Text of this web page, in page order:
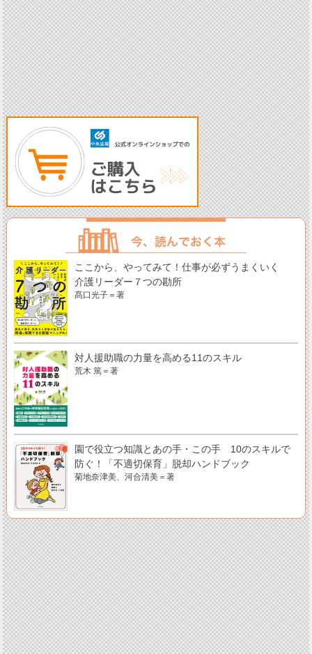
ここから、やってみて！仕事が必ずうまくいく
介護リーダー７つの勘所
髙口光子＝著
対人援助職の力量を高める11のスキル
荒木 篤＝著
園で役立つ知識とあの手・この手 10のスキルで
防ぐ！「不適切保育」脱却ハンドブック
菊地奈津美、河合清美＝著